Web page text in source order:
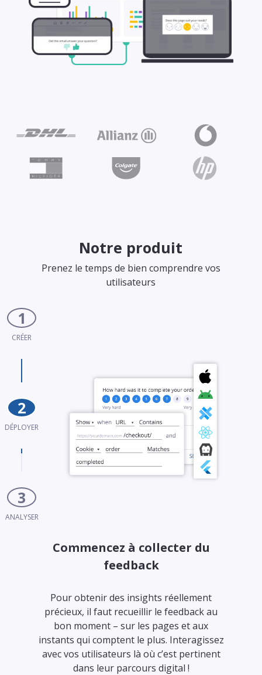
Notre produit
Prenez le temps de bien comprendre vos
utilisateurs
1
CRÉER
2
DÉPLOYER
3
ANALYSER
Commencez à collecter du
feedback
Pour obtenir des insights réellement
précieux, il faut recueillir le feedback au
bon moment – sur les pages et aux
instants qui comptent le plus. Interagissez
avec vos utilisateurs là où c’est pertinent
dans leur parcours digital !